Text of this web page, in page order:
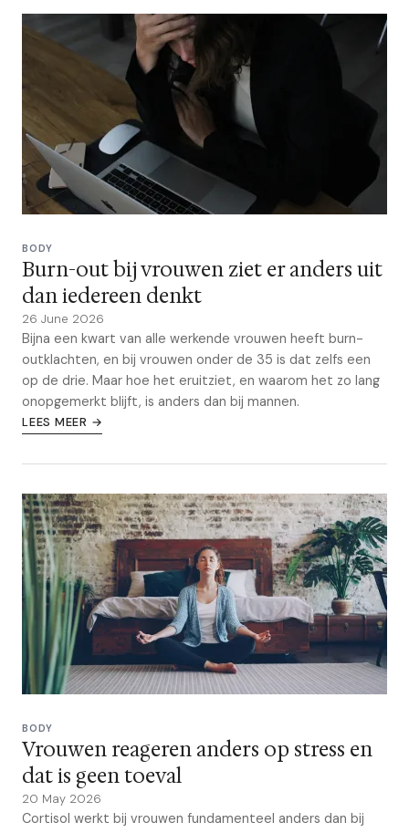
BODY
Burn-out bij vrouwen ziet er anders uit
dan iedereen denkt
26 June 2026
Bijna een kwart van alle werkende vrouwen heeft burn-
outklachten, en bij vrouwen onder de 35 is dat zelfs een
op de drie. Maar hoe het eruitziet, en waarom het zo lang
onopgemerkt blijft, is anders dan bij mannen.
LEES MEER →
BODY
Vrouwen reageren anders op stress en
dat is geen toeval
20 May 2026
Cortisol werkt bij vrouwen fundamenteel anders dan bij